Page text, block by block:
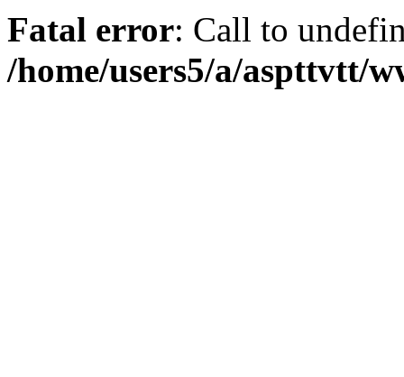
Fatal error: Call to
/home/users5/a/aspttvtt/